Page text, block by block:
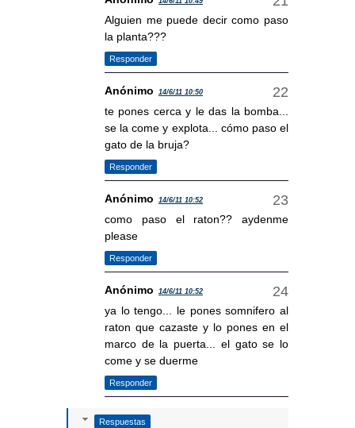
Alguien me puede decir como paso
la planta???
Responder
Anónimo 14/6/11 10:50
te pones cerca y le das la bomba...
se la come y explota... cómo paso el
gato de la bruja?
Responder
Anónimo 14/6/11 10:52
como paso el raton?? aydenme
please
Responder
Anónimo 14/6/11 10:52
ya lo tengo... le pones somnifero al
raton que cazaste y lo pones en el
marco de la puerta... el gato se lo
come y se duerme
Responder
Respuestas